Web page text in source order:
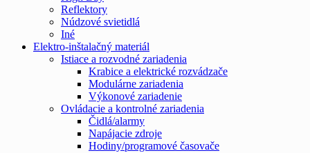
Reflektory
Núdzové svietidlá
Iné
Elektro-inštalačný materiál
Istiace a rozvodné zariadenia
Krabice a elektrické rozvádzače
Modulárne zariadenia
Výkonové zariadenie
Ovládacie a kontrolné zariadenia
Čidlá/alarmy
Napájacie zdroje
Hodiny/programové časovače